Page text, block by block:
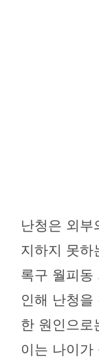
난청은 외부
지하지 못하
록구 월피동
인해 난청
한 원인으로
이는 나이가